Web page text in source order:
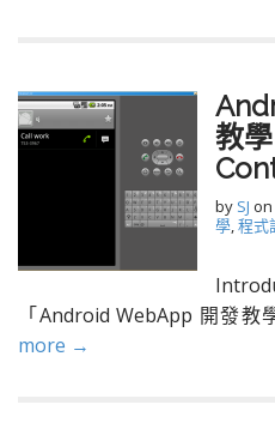
教
by SJ on
學,程式
「Android WebApp 開發
more →